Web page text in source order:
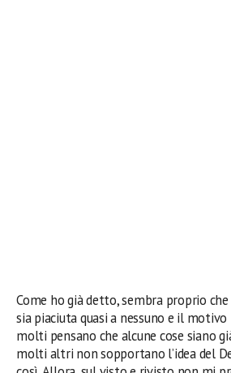
Come ho già detto, sembra proprio
sia piaciuta quasi a nessuno e il
molti pensano che alcune cose siano
molti altri non sopportano l’idea del